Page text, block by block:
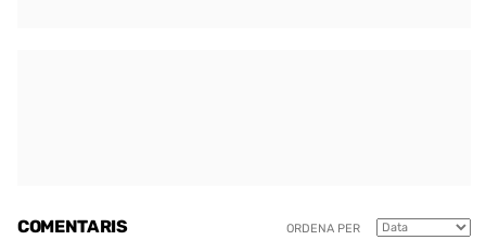
COMENTARIS ORDENA PER